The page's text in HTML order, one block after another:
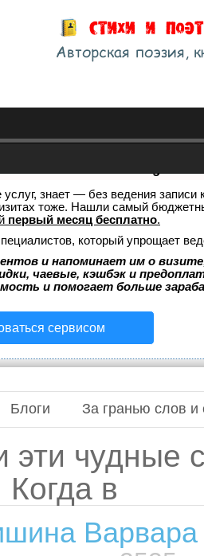
услуг, знает — без ведения
тоже. Нашли самый
первый месяц бесплатно.
который упрощает
и напоминает им о
чаевые, кэшбэк и
и помогает больше
сервисом
Блоги За гранью слов и
эти чудные
в
Варвара